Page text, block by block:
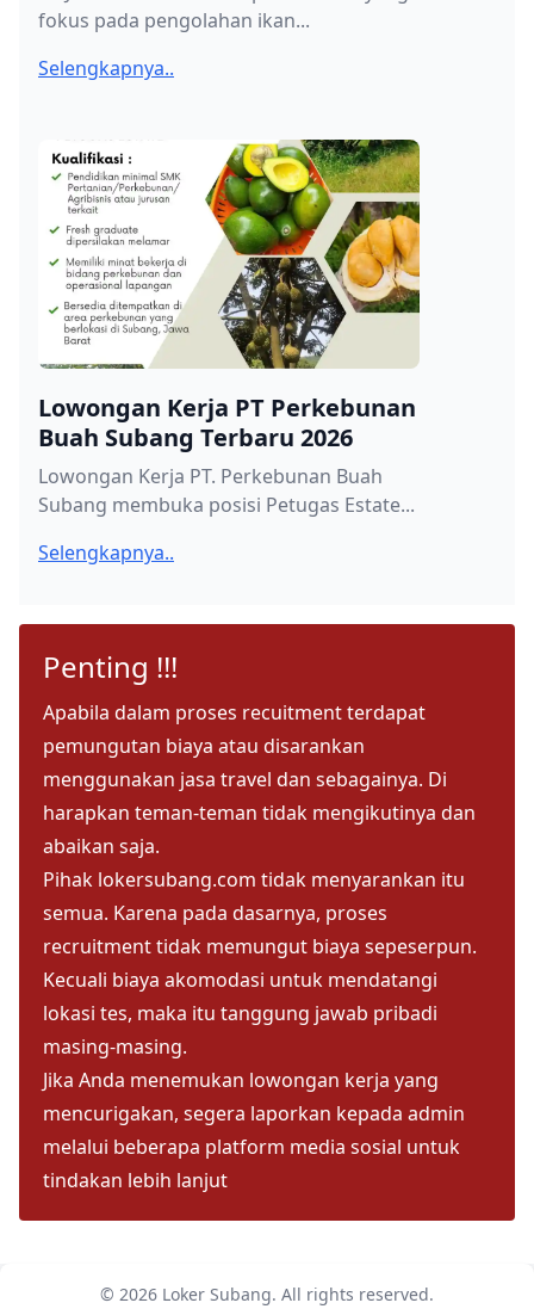
fokus pada pengolahan ikan...
Selengkapnya..
Lowongan Kerja PT Perkebunan
Buah Subang Terbaru 2026
Lowongan Kerja PT. Perkebunan Buah
Subang membuka posisi Petugas Estate...
Selengkapnya..
Penting !!!
Apabila dalam proses recuitment terdapat
pemungutan biaya atau disarankan
menggunakan jasa travel dan sebagainya. Di
harapkan teman-teman tidak mengikutinya dan
abaikan saja.
Pihak lokersubang.com tidak menyarankan itu
semua. Karena pada dasarnya, proses
recruitment tidak memungut biaya sepeserpun.
Kecuali biaya akomodasi untuk mendatangi
lokasi tes, maka itu tanggung jawab pribadi
masing-masing.
Jika Anda menemukan lowongan kerja yang
mencurigakan, segera laporkan kepada admin
melalui beberapa platform media sosial untuk
tindakan lebih lanjut
© 2026 Loker Subang. All rights reserved.